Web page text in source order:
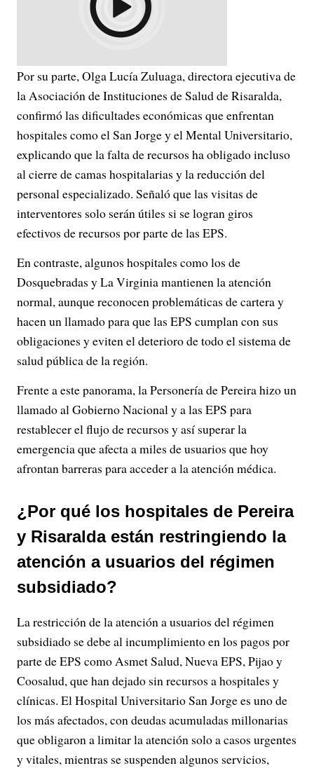
Por su parte, Olga Lucía Zuluaga, directora ejecutiva de
la Asociación de Instituciones de Salud de Risaralda,
confirmó las dificultades económicas que enfrentan
hospitales como el San Jorge y el Mental Universitario,
explicando que la falta de recursos ha obligado incluso
al cierre de camas hospitalarias y la reducción del
personal especializado. Señaló que las visitas de
interventores solo serán útiles si se logran giros
efectivos de recursos por parte de las EPS.
En contraste, algunos hospitales como los de
Dosquebradas y La Virginia mantienen la atención
normal, aunque reconocen problemáticas de cartera y
hacen un llamado para que las EPS cumplan con sus
obligaciones y eviten el deterioro de todo el sistema de
salud pública de la región.
Frente a este panorama, la Personería de Pereira hizo un
llamado al Gobierno Nacional y a las EPS para
restablecer el flujo de recursos y así superar la
emergencia que afecta a miles de usuarios que hoy
afrontan barreras para acceder a la atención médica.
¿Por qué los hospitales de Pereira
y Risaralda están restringiendo la
atención a usuarios del régimen
subsidiado?
La restricción de la atención a usuarios del régimen
subsidiado se debe al incumplimiento en los pagos por
parte de EPS como Asmet Salud, Nueva EPS, Pijao y
Coosalud, que han dejado sin recursos a hospitales y
clínicas. El Hospital Universitario San Jorge es uno de
los más afectados, con deudas acumuladas millonarias
que obligaron a limitar la atención solo a casos urgentes
y vitales, mientras se suspenden algunos servicios,